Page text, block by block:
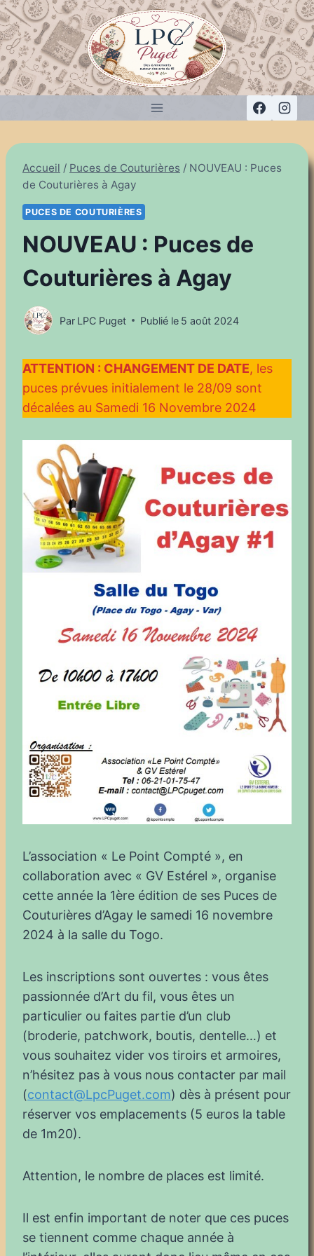
Aller
au
contenu
Accueil / Puces de Couturières / NOUVEAU : Puces
de Couturières à Agay
PUCES DE COUTURIÈRES
NOUVEAU : Puces de
Couturières à Agay
Par LPC Puget Publié le 5 août 2024
ATTENTION : CHANGEMENT DE DATE, les
puces prévues initialement le 28/09 sont
décalées au Samedi 16 Novembre 2024
L’association « Le Point Compté », en
collaboration avec « GV Estérel », organise
cette année la 1ère édition de ses Puces de
Couturières d’Agay le samedi 16 novembre
2024 à la salle du Togo.
Les inscriptions sont ouvertes : vous êtes
passionnée d’Art du fil, vous êtes un
particulier ou faites partie d’un club
(broderie, patchwork, boutis, dentelle…) et
vous souhaitez vider vos tiroirs et armoires,
n’hésitez pas à vous nous contacter par mail
(contact@LpcPuget.com) dès à présent pour
réserver vos emplacements (5 euros la table
de 1m20).
Attention, le nombre de places est limité.
Il est enfin important de noter que ces puces
se tiennent comme chaque année à